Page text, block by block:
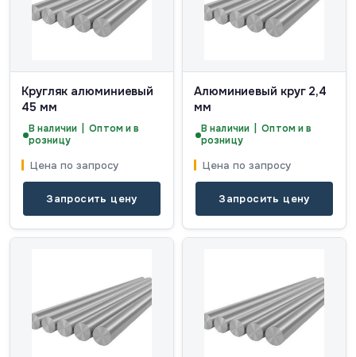
Кругляк алюминиевый
45 мм
В наличии | Оптом и в
розницу
Цена по запросу
Запросить цену
Алюминиевый круг 2,4
мм
В наличии | Оптом и в
розницу
Цена по запросу
Запросить цену